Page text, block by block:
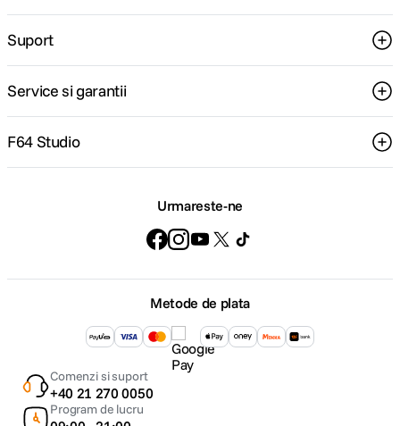
Suport
Service si garantii
F64 Studio
Urmareste-ne
Metode de plata
Comenzi si suport
+40 21 270 0050
Program de lucru